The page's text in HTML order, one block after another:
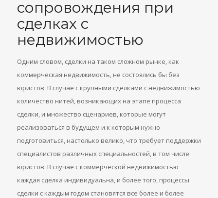
сопровождения при
сделках с
недвижимостью
Одним словом, сделки на таком сложном рынке, как
коммерческая недвижимость, не состоялись бы без
юристов. В случае с крупными сделками с недвижимостью
количество нитей, возникающих на этапе процесса
сделки, и множество сценариев, которые могут
реализоваться в будущем и к которым нужно
подготовиться, настолько велико, что требует поддержки
специалистов различных специальностей, в том числе
юристов. В случае с коммерческой недвижимостью
каждая сделка индивидуальна, и более того, процессы
сделки с каждым годом становятся все более и более